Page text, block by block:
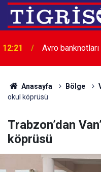
12:21 Avro banknotları
12:07 71 ilde
Anasayfa Bölge
okul köprüsü
Trabzon’dan
köprüsü